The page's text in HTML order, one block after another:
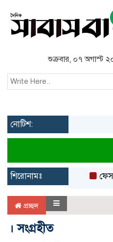
শুক্রবার, ০৭ অগাস্ট
নোটিশ:
শিরোনামঃ
প্রচ্ছদ
। সংগ্রহীত